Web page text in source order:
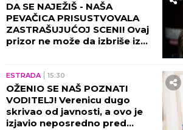
DA SE NAJEŽIŠ - NAŠA
PEVAČICA PRISUSTVOVALA
ZASTRAŠUJUĆOJ SCENI! Ovaj
prizor ne može da izbriše iz
ESTRADA 15:30
OŽENIO SE NAŠ POZNATI
VODITELJ! Verenicu dugo
skrivao od javnosti, a ovo je
izjavio neposredno pred